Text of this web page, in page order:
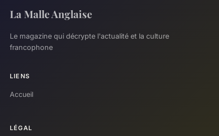
La Malle Anglaise
Le magazine qui décrypte l'actualité et la culture
francophone
LIENS
Accueil
LÉGAL